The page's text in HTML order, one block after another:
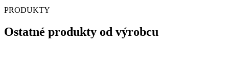
PRODUKTY
Ostatné produkty od výrobcu